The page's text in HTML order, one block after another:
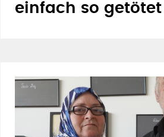
einfach so getötet